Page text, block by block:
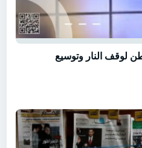
لوقف النار وتوسيع